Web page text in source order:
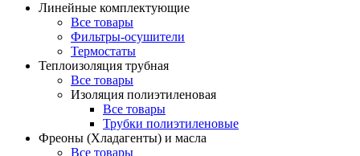
Линейные комплектующие
Все товары
Фильтры-осушители
Термостаты
Теплоизоляция трубная
Все товары
Изоляция полиэтиленовая
Все товары
Трубки полиэтиленовые
Фреоны (Хладагенты) и масла
Все товары